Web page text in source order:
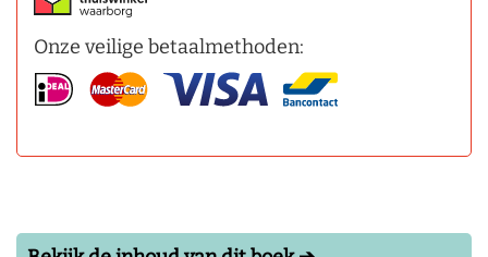
Onze veilige betaalmethoden: